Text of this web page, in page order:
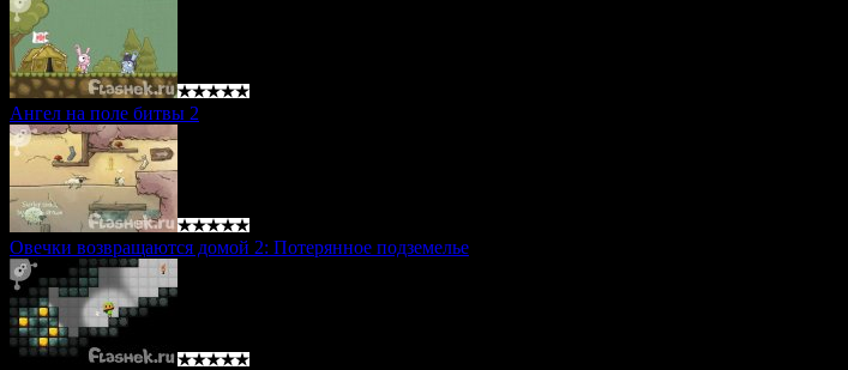
Ангел на поле битвы 2
Овечки возвращаются домой 2: Потерянное подземелье